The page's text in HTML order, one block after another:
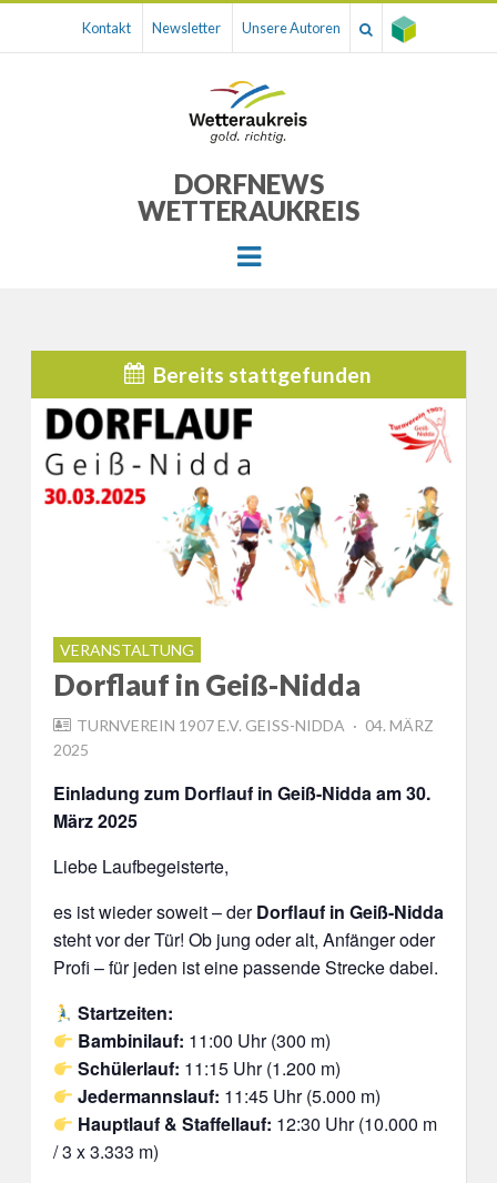
Kontakt Newsletter Unsere Autoren
DORFNEWS
WETTERAUKREIS
Menu
Bereits stattgefunden
VERANSTALTUNG
Dorflauf in Geiß-Nidda
TURNVEREIN 1907 E.V. GEISS-NIDDA
POSTED
04. MÄRZ
2025
Einladung zum Dorflauf in Geiß-Nidda am 30.
März 2025
Liebe Laufbegeisterte,
es ist wieder soweit – derDorflauf in Geiß-Nidda
steht vor der Tür! Ob jung oder alt, Anfänger oder
Profi – für jeden ist eine passende Strecke dabei.
Startzeiten:
Bambinilauf: 11:00 Uhr (300 m)
Schülerlauf: 11:15 Uhr (1.200 m)
Jedermannslauf: 11:45 Uhr (5.000 m)
Hauptlauf & Staffellauf: 12:30 Uhr (10.000 m
/ 3 x 3.333 m)